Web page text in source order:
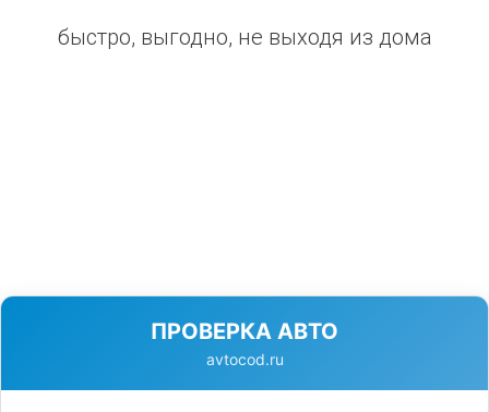
быстро, выгодно, не выходя из дома
ПРОВЕРКА АВТО
avtocod.ru